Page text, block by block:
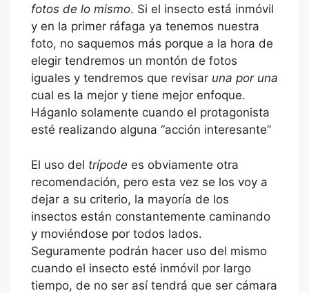
fotos de lo mismo. Si el insecto está inmóvil
y en la primer ráfaga ya tenemos nuestra
foto, no saquemos más porque a la hora de
elegir tendremos un montón de fotos
iguales y tendremos que revisar una por una
cual es la mejor y tiene mejor enfoque.
Háganlo solamente cuando el protagonista
esté realizando alguna “acción interesante”
El uso del trípode es obviamente otra
recomendación, pero esta vez se los voy a
dejar a su criterio, la mayoría de los
insectos están constantemente caminando
y moviéndose por todos lados.
Seguramente podrán hacer uso del mismo
cuando el insecto esté inmóvil por largo
tiempo, de no ser así tendrá que ser cámara